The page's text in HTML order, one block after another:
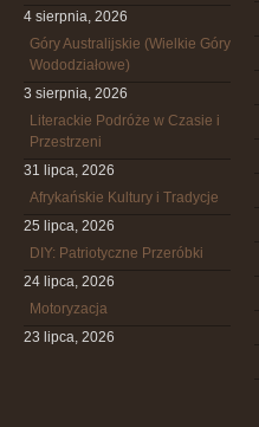
4 sierpnia, 2026
Góry Australijskie (Wielkie Góry
Wododziałowe)
3 sierpnia, 2026
Literackie Podróże w Czasie i
Przestrzeni
31 lipca, 2026
Afrykańskie Kultury i Tradycje
25 lipca, 2026
DIY: Patriotyczne Przeróbki
24 lipca, 2026
Motoryzacja
23 lipca, 2026